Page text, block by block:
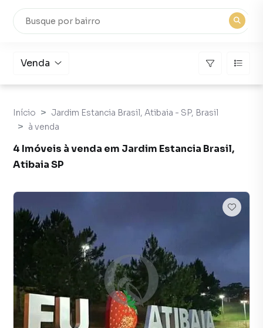
Venda
Início
Jardim Estancia Brasil, Atibaia - SP, Brasil
à venda
4 Imóveis à venda em Jardim Estancia Brasil,
Atibaia SP